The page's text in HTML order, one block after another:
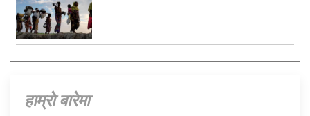
हाम्राे बारेमा